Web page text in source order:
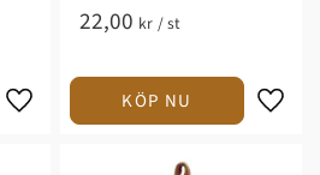
22,00 kr /st